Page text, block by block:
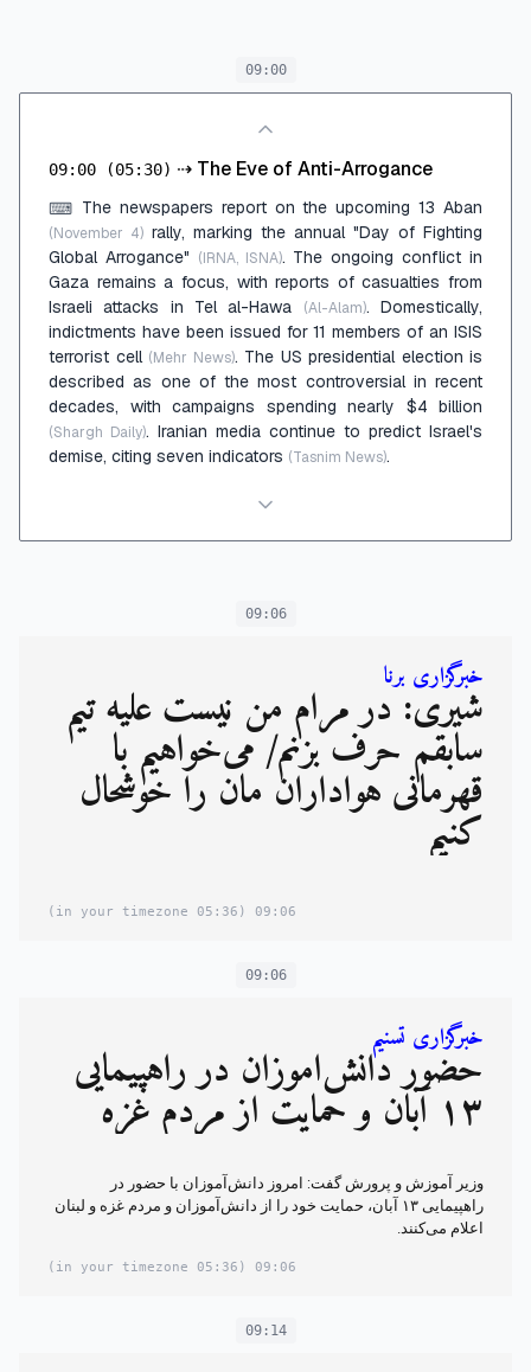
09:00
09:00 (05:30) ⇢ The Eve of Anti-Arrogance
⌨ The newspapers report on the upcoming 13 Aban
(November 4) rally, marking the annual "Day of Fighting
Global Arrogance" (IRNA, ISNA). The ongoing conflict in
Gaza remains a focus, with reports of casualties from
Israeli attacks in Tel al-Hawa
(Al-Alam). Domestically,
indictments have been issued for 11 members of an ISIS
terrorist cell (Mehr News). The US presidential election is
described as one of the most controversial in recent
decades, with campaigns spending nearly $4 billion
(Shargh Daily). Iranian media continue to predict Israel's
demise, citing seven indicators (Tasnim News).
09:06
خبرگزاری برنا
شیری: در مرام من نیست علیه تیم
سابقم حرف بزنم/ می‌خواهیم با
قهرمانی هواداران مان را خوشحال
کنیم
09:06
(05:36 in your timezone)
09:06
خبرگزاری تسنیم
حضور دانش‌آموزان در راهپیمایی
۱۳ آبان و حمایت از مردم غزه
وزیر آموزش و پرورش گفت: امروز دانش‌آموزان با حضور در
راهپیمایی ۱۳ آبان، حمایت خود را از دانش‌آموزان و مردم غزه و لبنان
اعلام می‌کنند.
09:06
(05:36 in your timezone)
09:14